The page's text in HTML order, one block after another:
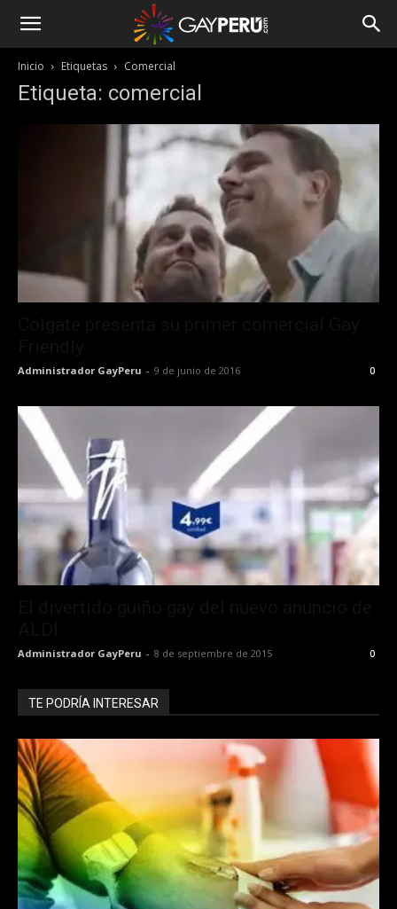
Inicio Etiquetas Comercial
Etiqueta: comercial
Administrador GayPeru - 9 de junio de 2016 0
Administrador GayPeru - 8 de septiembre de 2015 0
TE PODRÍA INTERESAR